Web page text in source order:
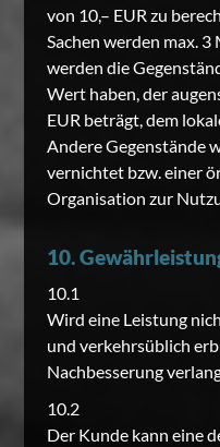
von 10,– EUR zu
Sachen werden max.
werden die
Wert haben, der
EUR beträgt, dem
Andere Gegenstände
vernichtet bzw. einer
Organisation zur
10.
10.1
Wird eine Leistung
und verkehrsüblich
Nachbesserung
10.2
Der Kunde kann eine